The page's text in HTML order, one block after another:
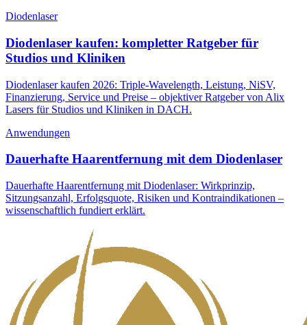
Diodenlaser
Diodenlaser kaufen: kompletter Ratgeber für
Studios und Kliniken
Diodenlaser kaufen 2026: Triple-Wavelength, Leistung, NiSV,
Finanzierung, Service und Preise – objektiver Ratgeber von Alix
Lasers für Studios und Kliniken in DACH.
Anwendungen
Dauerhafte Haarentfernung mit dem Diodenlaser
Dauerhafte Haarentfernung mit Diodenlaser: Wirkprinzip,
Sitzungsanzahl, Erfolgsquote, Risiken und Kontraindikationen –
wissenschaftlich fundiert erklärt.